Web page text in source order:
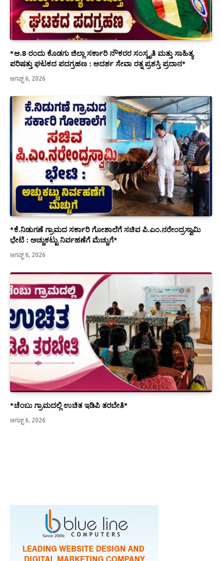
*ಆ.8 ರಂದು ಕೊಡಗು ಜಿಲ್ಲಾ ಸರ್ಕಾರಿ ನೌಕರರ ಸಂಸ್ಕೃತಿ ಮತ್ತು ಸಾಹಿತ್ಯ
ಪರಿಷತ್ತು ಘಟಕದ ಪದಗ್ರಹಣ : ಆದರ್ಶ ಸೇವಾ ರತ್ನ ಪ್ರಶಸ್ತಿ ಪ್ರದಾನ*
ಆಗಷ್ಟ್ 6, 2026
*ಕೆ.ನಿಡುಗಣೆ ಗ್ರಾಮದ ಸರ್ಕಾರಿ ಗೋಶಾಲೆಗೆ ಸಚಿವ ಪಿ.ಎಂ.ನರೇಂದ್ರಸ್ವಾಮಿ
ಭೇಟಿ : ಅಚ್ಚುಕಟ್ಟು ನಿರ್ವಹಣೆಗೆ ಮೆಚ್ಚುಗೆ*
ಆಗಷ್ಟ್ 6, 2026
*ಚೆಂಬು ಗ್ರಾಮದಲ್ಲಿ ಉಚಿತ ಇಡಿಪಿ ತರಬೇತಿ*
ಆಗಷ್ಟ್ 6, 2026